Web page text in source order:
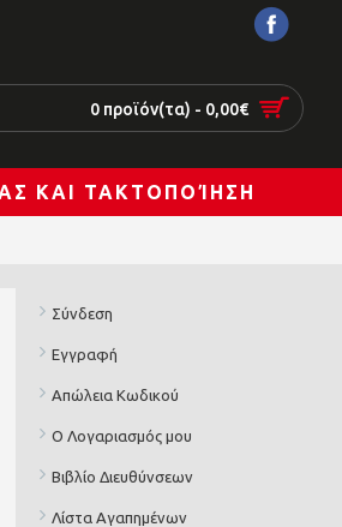
0 προϊόν(τα) - 0,00€
ΚΑΙ ΤΑΚΤΟΠΟΊΗΣΗ
Σύνδεση
Εγγραφή
Απώλεια Κωδικού
Ο Λογαριασμός μου
Βιβλίο Διευθύνσεων
Λίστα Αγαπημένων